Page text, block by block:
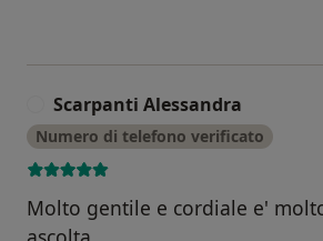
Scarpanti Alessandra
Numero di telefono verificato
Molto gentile e cordiale e'